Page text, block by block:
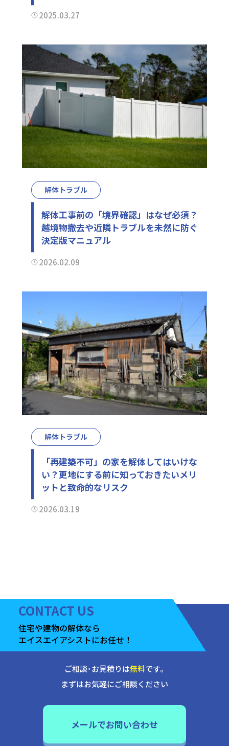
2025.03.27
解体トラブル
解体工事前の「境界確認」はなぜ必須？
越境物撤去や近隣トラブルを未然に防ぐ
決定版マニュアル
2026.02.09
解体トラブル
「再建築不可」の家を解体してはいけな
い？更地にする前に知っておきたいメリ
ットと致命的なリスク
2026.03.19
CONTACT US
住宅や建物の解体なら
エイスエイアシストにお任せ！
ご相談･お見積りは無料です｡
まずはお気軽にご相談ください
メールでお問い合わせ